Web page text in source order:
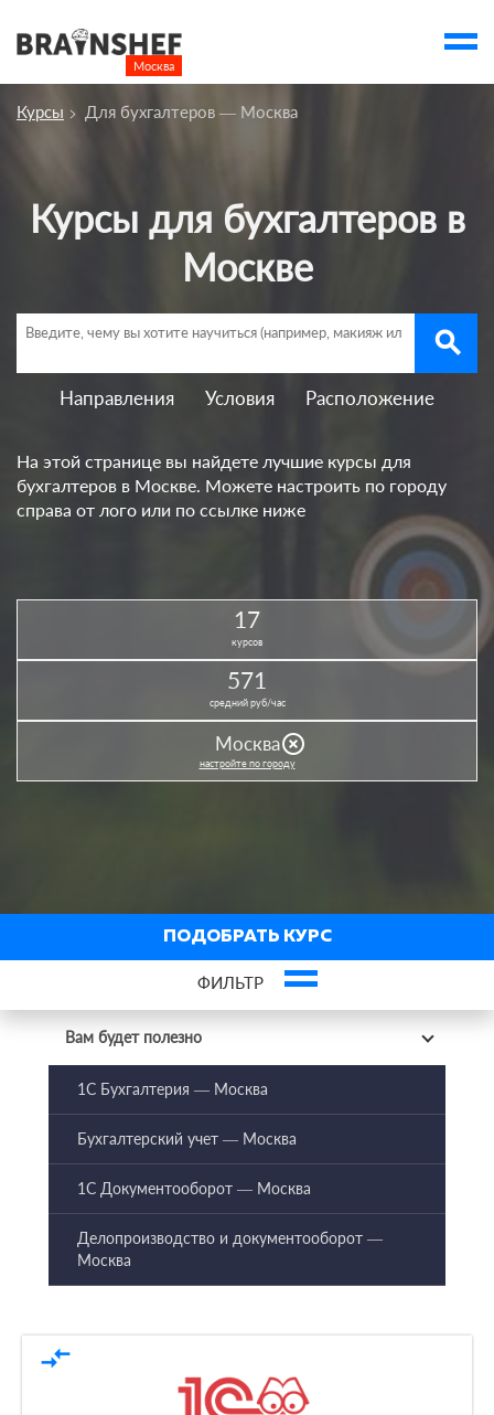
Москва
Курсы Москвы
Профессии
Люди
Курсы Для бухгалтеров — Москва
Курсы для бухгалтеров в
Москве
search
Направления Условия Расположение
На этой странице вы найдете лучшие курсы для
бухгалтеров в Москве. Можете настроить по городу
справа от лого или по ссылке ниже
17
курсов
571
средний руб/час
Москваhighlight_off
настройте по городу
compare_arrows
ПОДОБРАТЬ КУРС
ФИЛЬТР
Вам будет полезно
1С Бухгалтерия — Москва
Бухгалтерский учет — Москва
1С Документооборот — Москва
Делопроизводство и документооборот —
Москва